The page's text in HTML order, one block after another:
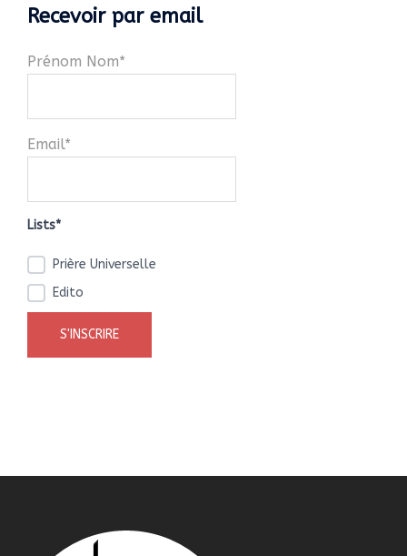
Recevoir par email
Prénom Nom*
Email*
Lists*
Prière Universelle
Edito